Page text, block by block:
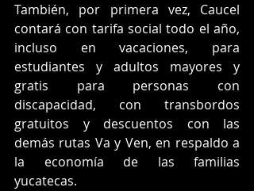
También, por primera vez, Caucel
contará con tarifa social todo el año,
incluso en vacaciones, para
estudiantes y adultos mayores y
gratis para personas con
discapacidad, con transbordos
gratuitos y descuentos con las
demás rutas Va y Ven, en respaldo a
la economía de las familias
yucatecas.